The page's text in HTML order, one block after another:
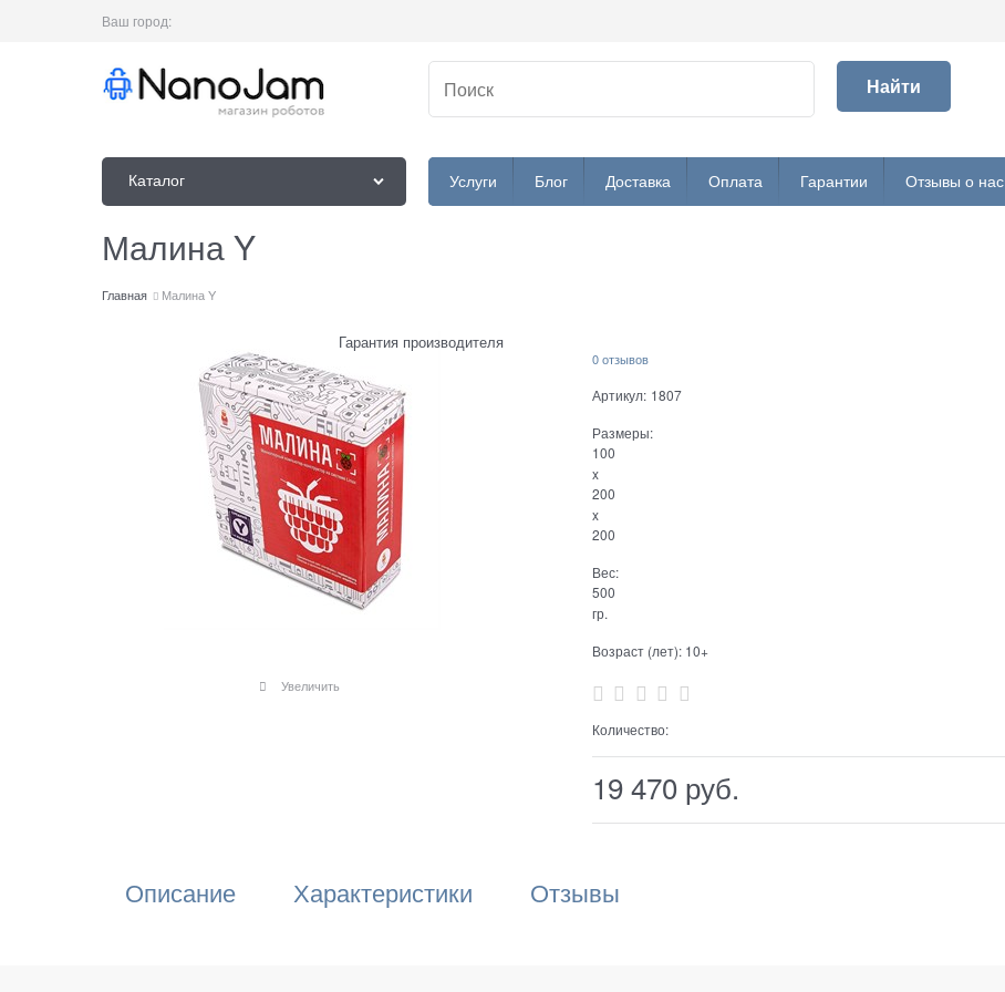
Ваш город:
Найти
Каталог Услуги Блог Доставка Оплата Гарантии Отзывы о нас
Малина Y
Главная Малина Y
Гарантия производителя
Увеличить
0 отзывов
Артикул: 1807
Размеры:
100
x
200
x
200
Вес:
500
гр.
Возраст (лет): 10+
Количество:
19 470 руб.
Описание Характеристики Отзывы